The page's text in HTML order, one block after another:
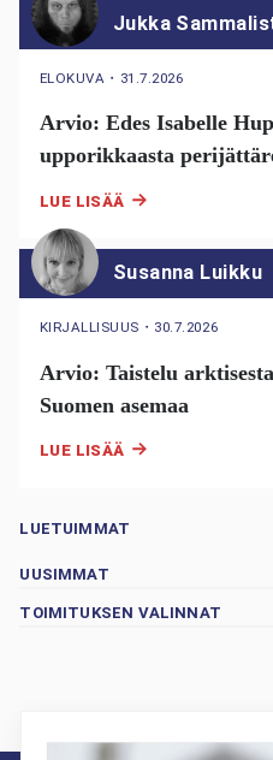
Jukka
ELOKUVA ・ 31.7.2026
Arvio: Edes Isabelle
upporikkaasta
LUE LISÄÄ
Susanna Luikku
KIRJALLISUUS ・ 30.7.2026
Arvio: Taistelu
Suomen asemaa
LUE LISÄÄ
LUETUIMMAT
UUSIMMAT
TOIMITUKSEN VALINNAT